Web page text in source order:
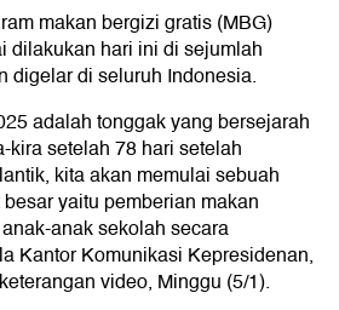
makan bergizi gratis (MBG)
dilakukan hari ini di sejumlah
digelar di seluruh Indonesia.
adalah tonggak yang bersejarah
kira setelah 78 hari setelah
kita akan memulai sebuah
yaitu pemberian makan
anak sekolah secara
Kantor Komunikasi Kepresidenan,
video, Minggu (5/1).